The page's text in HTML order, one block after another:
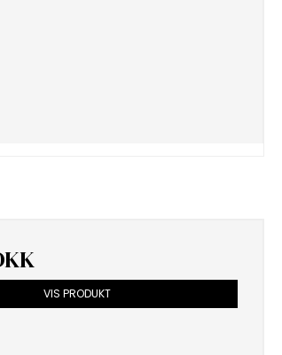
VIS PRODUKT